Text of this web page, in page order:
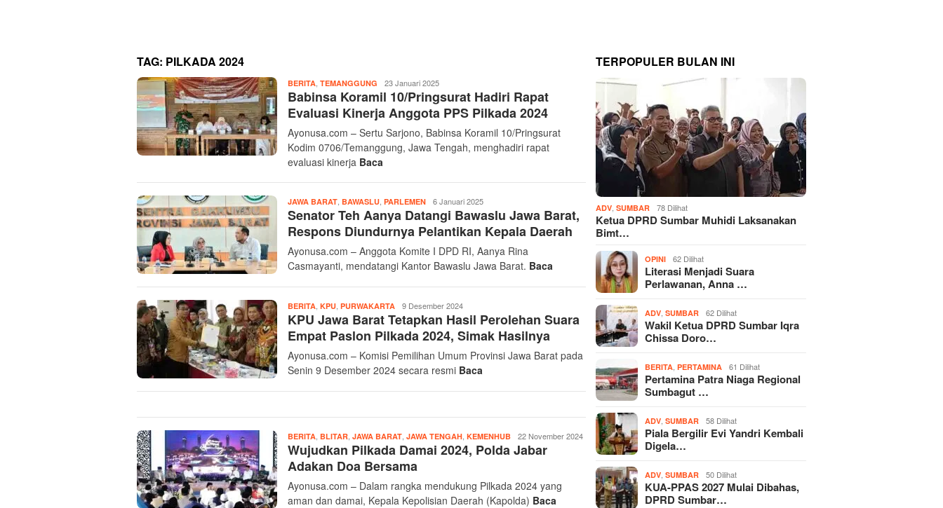
TAG: PILKADA 2024
BERITA TEMANGGUNG Ayonusa
Com
23 Januari 2025
Babinsa Koramil 10/Pringsurat Hadiri Rapat
Evaluasi Kinerja Anggota PPS Pilkada 2024
Ayonusa.com – Sertu Sarjono, Babinsa Koramil 10/Pringsurat
Kodim 0706/Temanggung, Jawa Tengah, menghadiri rapat
evaluasi kinerja Baca
JAWA BARAT BAWASLU PARLEMEN Ayonusa
Com
6 Januari 2025
Senator Teh Aanya Datangi Bawaslu Jawa Barat,
Respons Diundurnya Pelantikan Kepala Daerah
Ayonusa.com – Anggota Komite I DPD RI, Aanya Rina
Casmayanti, mendatangi Kantor Bawaslu Jawa Barat. Baca
BERITA KPU PURWAKARTA Ayonusa
Com
9 Desember 2024
KPU Jawa Barat Tetapkan Hasil Perolehan Suara
Empat Paslon Pilkada 2024, Simak Hasilnya
Ayonusa.com – Komisi Pemilihan Umum Provinsi Jawa Barat pada
Senin 9 Desember 2024 secara resmi Baca
BERITA BLITAR JAWA BARAT JAWA TENGAH KEMENHUB Admin
Ayonusa
22 November 2024
Wujudkan Pilkada Damai 2024, Polda Jabar
Adakan Doa Bersama
Ayonusa.com – Dalam rangka mendukung Pilkada 2024 yang
aman dan damai, Kepala Kepolisian Daerah (Kapolda) Baca
TERPOPULER BULAN INI
ADV ,SUMBAR 78 Dilihat
Ketua DPRD Sumbar Muhidi Laksanakan
Bimt…
OPINI 62 Dilihat
Literasi Menjadi Suara
Perlawanan, Anna …
ADV ,SUMBAR 62 Dilihat
Wakil Ketua DPRD Sumbar Iqra
Chissa Doro…
BERITA ,PERTAMINA 61 Dilihat
Pertamina Patra Niaga Regional
Sumbagut …
ADV ,SUMBAR 58 Dilihat
Piala Bergilir Evi Yandri Kembali
Digela…
ADV ,SUMBAR 50 Dilihat
KUA-PPAS 2027 Mulai Dibahas,
DPRD Sumbar…